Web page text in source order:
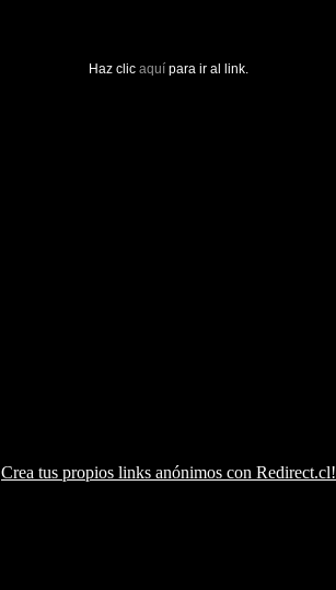
Haz clic aquí para ir al link.
Crea tus propios links anónimos con Redirect.cl!